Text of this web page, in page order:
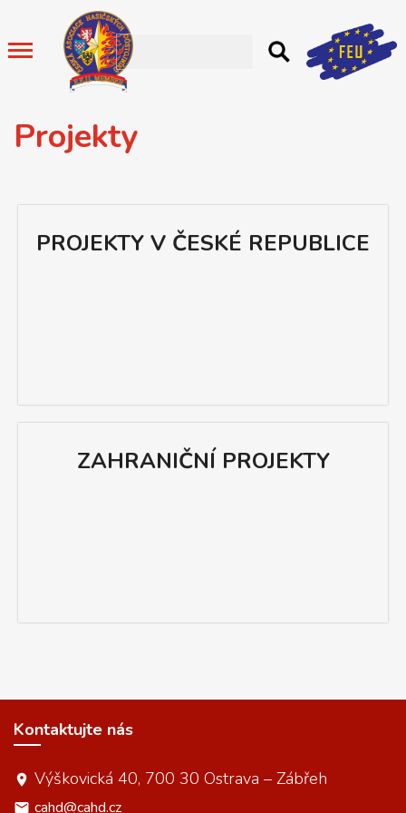
Projekty
PROJEKTY V ČESKÉ REPUBLICE
ZAHRANIČNÍ PROJEKTY
Kontaktujte nás
Výškovická 40, 700 30 Ostrava – Zábřeh
cahd@cahd.cz